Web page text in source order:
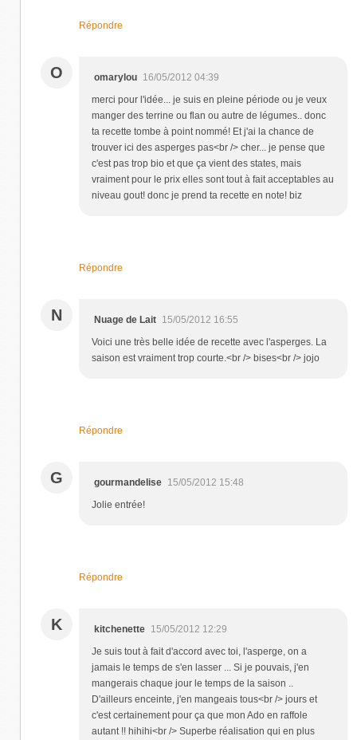
Répondre
O omarylou 16/05/2012 04:39
merci pour l'idée... je suis en pleine période ou je veux
manger des terrine ou flan ou autre de légumes.. donc
ta recette tombe à point nommé! Et j'ai la chance de
trouver ici des asperges pas<br /> cher... je pense que
c'est pas trop bio et que ça vient des states, mais
vraiment pour le prix elles sont tout à fait acceptables au
niveau gout! donc je prend ta recette en note! biz
Répondre
N Nuage de Lait 15/05/2012 16:55
Voici une très belle idée de recette avec l'asperges. La
saison est vraiment trop courte.<br /> bises<br /> jojo
Répondre
G gourmandelise 15/05/2012 15:48
Jolie entrée!
Répondre
K kitchenette 15/05/2012 12:29
Je suis tout à fait d'accord avec toi, l'asperge, on a
jamais le temps de s'en lasser ... Si je pouvais, j'en
mangerais chaque jour le temps de la saison ..
D'ailleurs enceinte, j'en mangeais tous<br /> jours et
c'est certainement pour ça que mon Ado en raffole
autant !! hihihi<br /> Superbe réalisation qui en plus